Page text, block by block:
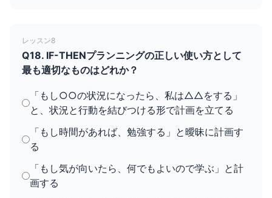
レッスン8
Q18. IF-THENプランニングの正しい使い方として
最も適切なものはどれか？
「もし○○の状況になったら、私は△△をする」
と、状況と行動を結びつける形で計画を立てる
「もし時間があれば、勉強する」と曖昧に計画す
る
「もし気が向いたら、何でもよいので学ぶ」と計
画する